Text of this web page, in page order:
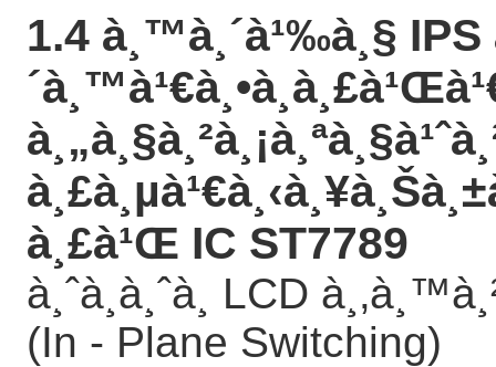
1.4 à¸™à¸´à¹‰à¸§ IPS
à¸£à¹Œ IC ST7789
à¸ˆà¸­à¸ˆà¸­ LCD
(In - Plane Switching)